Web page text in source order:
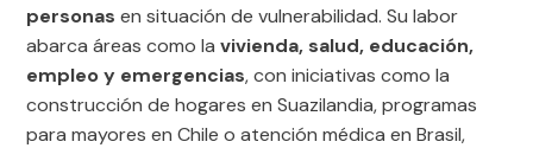
personas en situación de vulnerabilidad. Su labor
abarca áreas como lavivienda, salud, educación,
empleo y emergencias, con iniciativas como la
construcción de hogares en Suazilandia, programas
para mayores en Chile o atención médica en Brasil,